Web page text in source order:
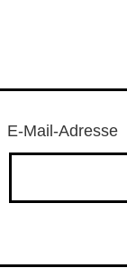
E-Mail-Adresse